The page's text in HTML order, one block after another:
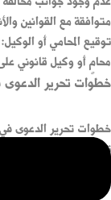
متوافقة مع القوانين
توقيع المحامي أو
محامٍ أو وكيل قانوني
خطوات تحرير الدعوى
خطوات تحرير الدعوى
تقديم الدعوى بشكل